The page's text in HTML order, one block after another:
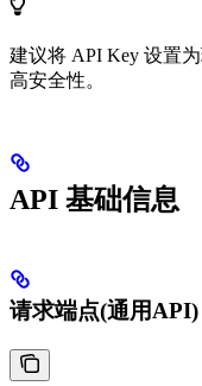
建议将 API Key 设置
高安全性。
API 基础信息
请求端点(通用API)